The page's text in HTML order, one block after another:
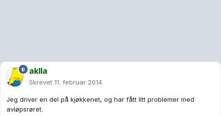
aklla
Skrevet 11. februar 2014
Jeg driver en del på kjøkkenet, og har fått litt problemer med
avløpsrøret.